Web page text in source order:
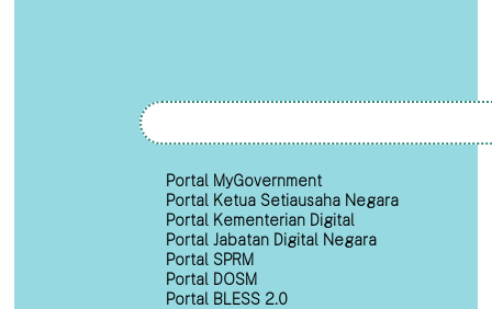
Portal MyGovernment
Portal Ketua Setiausaha Negara
Portal Kementerian Digital
Portal Jabatan Digital Negara
Portal SPRM
Portal DOSM
Portal BLESS 2.0